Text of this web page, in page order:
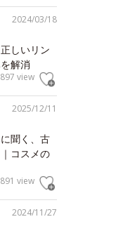
2024/03/18
しいリン
解消
view
2025/12/11
聞く、古
コスメの
view
2024/11/27